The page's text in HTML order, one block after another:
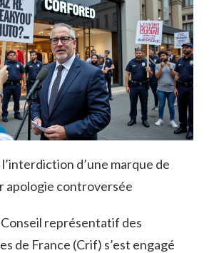
d’une marque de
apologie controversée
représentatif des
de France (Crif) s’est engagé